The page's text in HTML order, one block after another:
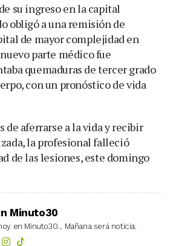
su ingreso en la capital
obligó a una remisión de
de mayor complejidad en
parte médico fue
quemaduras de tercer grado
con un pronóstico de vida
de aferrarse a la vida y recibir
la profesional falleció
de las lesiones, este domingo
Minuto30
en Minuto30... Mañana será noticia.